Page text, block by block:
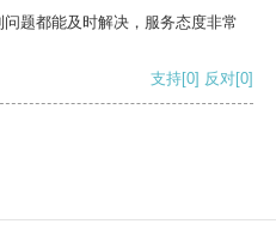
题都能及时解决，服务态度非常
支持[0] 反对[0]